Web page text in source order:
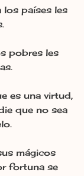
los países les
pobres les
es una virtud,
que no sea
mágicos
fortuna se